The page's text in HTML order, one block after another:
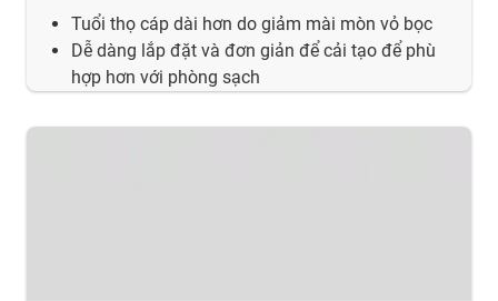
Tuổi thọ cáp dài hơn do giảm mài mòn vỏ bọc
Dễ dàng lắp đặt và đơn giản để cải tạo để phù
hợp hơn với phòng sạch